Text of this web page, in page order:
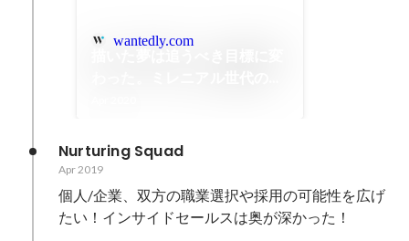
wantedly.com
Nurturing Squad
Apr 2019
個人/企業、双方の職業選択や採用の可能性を広げ
たい！インサイドセールスは奥が深かった！